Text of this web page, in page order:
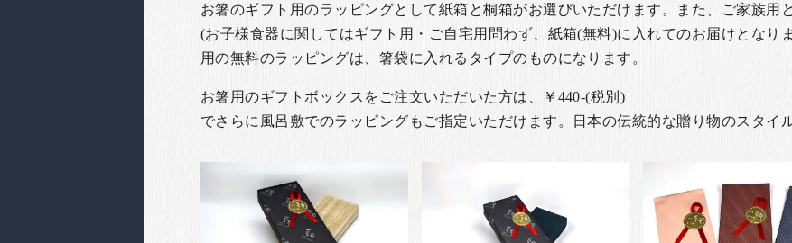
お箸のギフト用のラッピングとして紙箱と桐箱がお選びいただけます。また、ご家族用
(お子様食器に関してはギフト用・ご自宅用問わず、紙箱(無料)に入れてのお届けとな
用の無料のラッピングは、箸袋に入れるタイプのものになります。
お箸用のギフトボックスをご注文いただいた方は、￥440-(税別)
でさらに風呂敷でのラッピングもご指定いただけます。日本の伝統的な贈り物のスタイ